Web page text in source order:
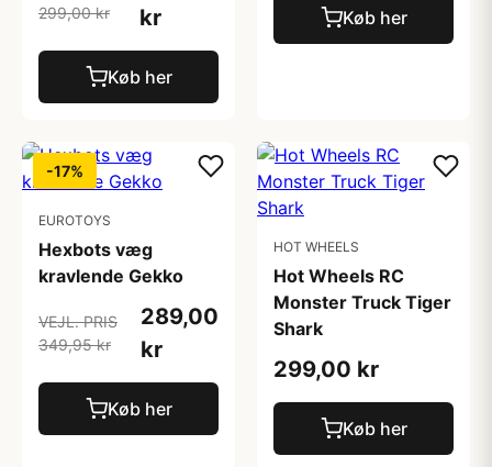
299,00 kr
kr
Køb her
Køb her
-17%
EUROTOYS
Hexbots væg
kravlende Gekko
VEJL. PRIS
349,95 kr
289,00
kr
Køb her
HOT WHEELS
Hot Wheels RC
Monster Truck Tiger
Shark
299,00 kr
Køb her